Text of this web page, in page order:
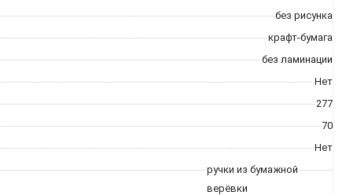
без рисунка
крафт-бумага
без ламинации
Нет
277
70
Нет
ручки из бумажной
верёвки